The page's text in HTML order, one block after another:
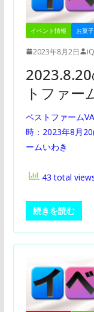
イベント情報 お菓子
2023年8月2日
トファー
ベストファーム
時：2023年8月
ームいわき
43 total
続きを読む